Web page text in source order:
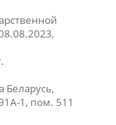
Беларусь,
1, пом. 511